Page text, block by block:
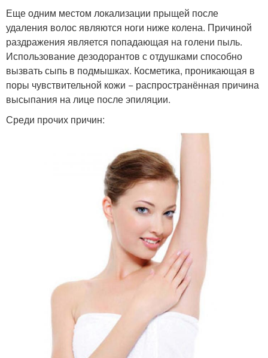
Еще одним местом локализации прыщей после
удаления волос являются ноги ниже колена. Причиной
раздражения является попадающая на голени пыль.
Использование дезодорантов с отдушками способно
вызвать сыпь в подмышках. Косметика, проникающая в
поры чувствительной кожи − распространённая причина
высыпания на лице после эпиляции.
Среди прочих причин: